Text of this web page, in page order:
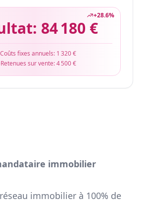
+28.6%
84 180 €
Coûts fixes annuels: 1 320 €
Retenues sur vente:4 500 €
immobilier
immobilier à 100% de